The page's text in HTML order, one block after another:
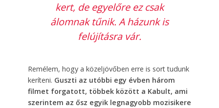
kert, de egyelőre ez csak
álomnak tűnik. A házunk is
felújításra vár.
Remélem, hogy a közeljövőben erre is sort tudunk
keríteni. Guszti az utóbbi egy évben három
filmet forgatott, többek között a Kabult, ami
szerintem az ősz egyik legnagyobb mozisikere